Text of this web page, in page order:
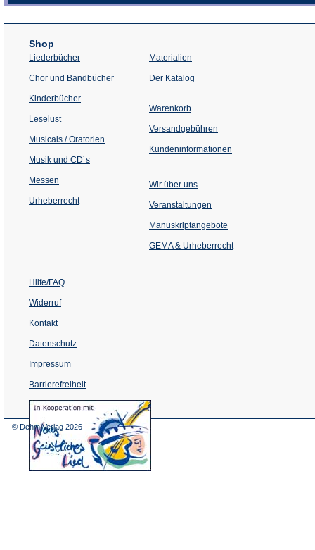
Shop
Liederbücher
Chor und Bandbücher
Kinderbücher
Leselust
Musicals / Oratorien
Musik und CD´s
Messen
Urheberrecht
Materialien
Der Katalog
Warenkorb
Versandgebühren
Kundeninformationen
Wir über uns
Veranstaltungen
einem
Tab)
Manuskriptangebote
GEMA & Urheberrecht
Hilfe/FAQ
Widerruf
Kontakt
Datenschutz
Impressum
Barrierefreiheit
(Öffnet
in
© Dehm Verlag 2026